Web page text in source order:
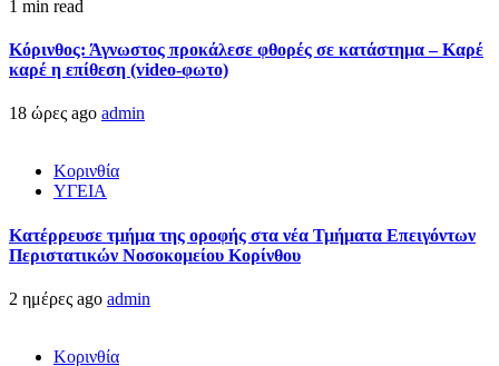
1 min read
Κόρινθος: Άγνωστος προκάλεσε φθορές σε κατάστημα – Καρέ
καρέ η επίθεση (video-φωτο)
18 ώρες ago admin
Κορινθία
ΥΓΕΙΑ
Kατέρρευσε τμήμα της οροφής στα νέα Τμήματα Επειγόντων
Περιστατικών Νοσοκομείου Κορίνθου
2 ημέρες ago admin
Κορινθία